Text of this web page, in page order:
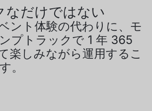
なだけではない
ント体験の代わりに、モ
プトラックで 1 年 365
楽しみながら運用するこ
。